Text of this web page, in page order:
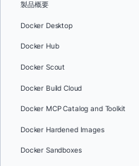
製品概要
Docker Desktop
Docker Hub
Docker Scout
Docker Build Cloud
Docker MCP Catalog and Toolkit
Docker Hardened Images
Docker Sandboxes